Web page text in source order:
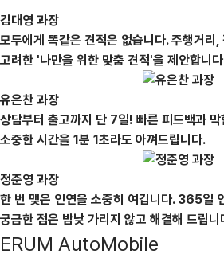
김대영 과장
모두에게 똑같은 견적은 없습니다. 주행거리,
고려한 '나만을 위한 맞춤 견적'을 제안합니
유은찬 과장
상담부터 출고까지 단 7일! 빠른 피드백과 막
소중한 시간을 1분 1초라도 아껴드립니다.
정준영 과장
한 번 맺은 인연을 소중히 여깁니다. 365일
궁금한 점은 밤낮 가리지 않고 해결해 드립니
ERUM AutoMobile